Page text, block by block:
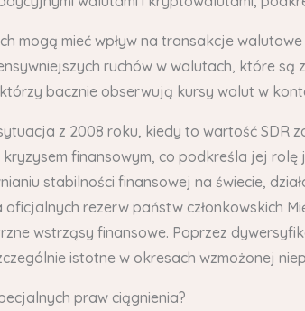
mogą mieć wpływ na transakcje
ruchów w walutach, które
bacznie obserwują kursy walut w
z 2008 roku, kiedy to wartość
finansowym, co podkreśla jej
stabilności finansowej na świecie,
oficjalnych rezerw państw członkowskich
wstrząsy finansowe. Poprzez
istotne w okresach wzmożonej
praw ciągnienia?